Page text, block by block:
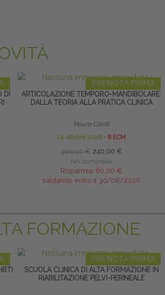
DI
PRENOTA PRIMA
ARTICOLAZIONE TEMPORO-MANDIBOLARE:
DALLA TEORIA ALLA PRATICA CLINICA
Mauro Ciletti
24 ottobre 2026 ∙ 8 ECM
300,00 € 240,00 €
IVA compresa
Risparmia: 60,00 €
saldando entro il 30/08/2026
FORMAZIONE
PRENOTA PRIMA
SCUOLA CLINICA DI ALTA FORMAZIONE IN
RIABILITAZIONE PELVI-PERINEALE